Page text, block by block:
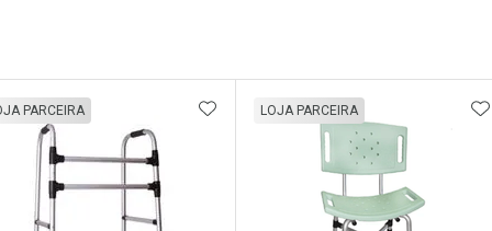
PARCEIRA ADICIONAR AOS FAVORITOS
LOJA PARCEIRA